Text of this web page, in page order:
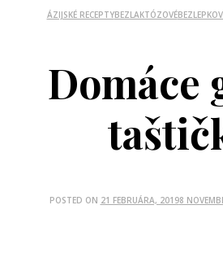
ÁZIJSKÉ RECEPTYBEZLAKTÓZOVÉ
Domáce
POSTED ON 21 FEBRUÁRA, 20198